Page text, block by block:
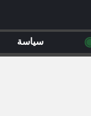
سياسة